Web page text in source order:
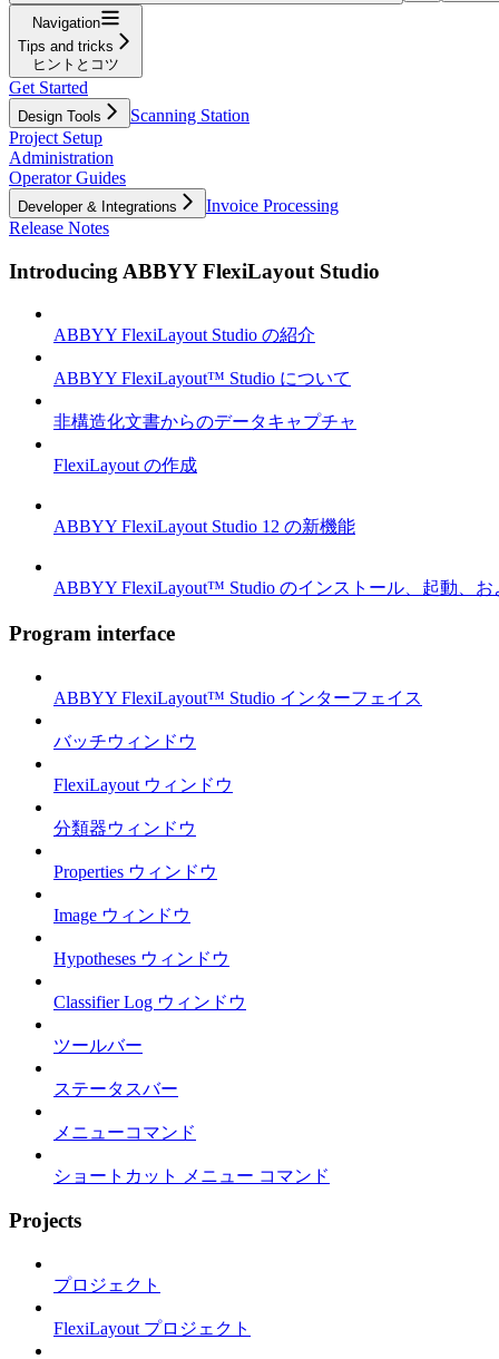
Navigation
Tips and tricks
ヒントとコツ
Get Started
Design Tools
Scanning Station
Project Setup
Administration
Operator Guides
Developer & Integrations
Invoice Processing
Release Notes
Introducing ABBYY FlexiLayout Studio
ABBYY FlexiLayout Studio の紹介
ABBYY FlexiLayout™ Studio について
非構造化文書からのデータキャプチャ
FlexiLayout の作成
ABBYY FlexiLayout Studio 12 の新機能
ABBYY FlexiLayout™ Studio のインストール、起動、お
Program interface
ABBYY FlexiLayout™ Studio インターフェイス
バッチウィンドウ
FlexiLayout ウィンドウ
分類器ウィンドウ
Properties ウィンドウ
Image ウィンドウ
Hypotheses ウィンドウ
Classifier Log ウィンドウ
ツールバー
ステータスバー
メニューコマンド
ショートカット メニュー コマンド
Projects
プロジェクト
FlexiLayout プロジェクト